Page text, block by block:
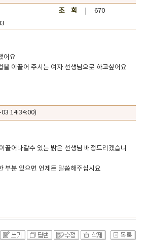
조 회
| 670
어요
을 이끌어 주시는 여자 선생님으로 하고싶어요
14:34:00)
끌어나갈수 있는 밝은 선생님 배정드리겠습니
부분 있으면 언제든 말씀해주십시요